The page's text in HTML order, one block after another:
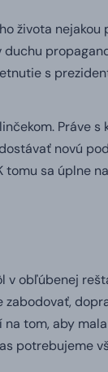
života
s
Práve
novú
tomu sa úplne
obľúbenej
tom, aby
potrebujeme